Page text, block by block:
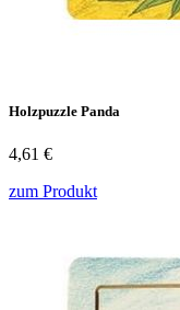
Holzpuzzle Panda
4,61 €
zum Produkt